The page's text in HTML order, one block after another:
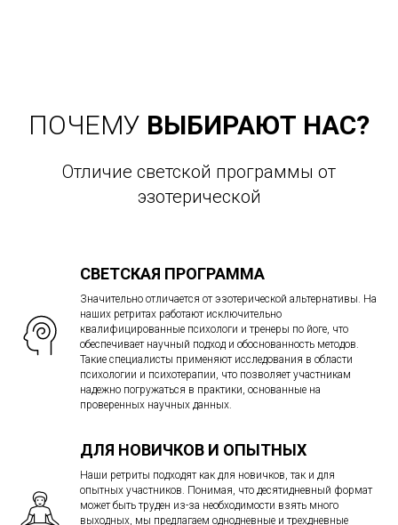
ПОЧЕМУ ВЫБИРАЮТ НАС?
Отличие светской программы от
эзотерической
СВЕТСКАЯ ПРОГРАММА
Значительно отличается от эзотерической альтернативы. На
наших ретритах работают исключительно
квалифицированные психологи и тренеры по йоге, что
обеспечивает научный подход и обоснованность методов.
Такие специалисты применяют исследования в области
психологии и психотерапии, что позволяет участникам
надежно погружаться в практики, основанные на
проверенных научных данных.
ДЛЯ НОВИЧКОВ И ОПЫТНЫХ
Наши ретриты подходят как для новичков, так и для
опытных участников. Понимая, что десятидневный формат
может быть труден из-за необходимости взять много
выходных, мы предлагаем однодневные и трехдневные